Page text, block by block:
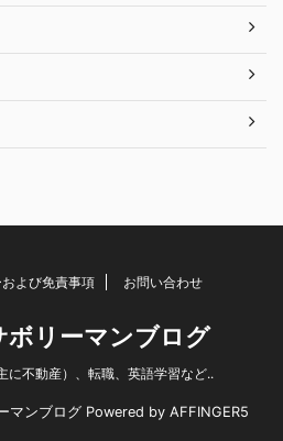
よび免責事項 お問い合わせ
ボリーマンブログ
に不動産）、転職、英語学習など..
マンブログ Powered by AFFINGER5